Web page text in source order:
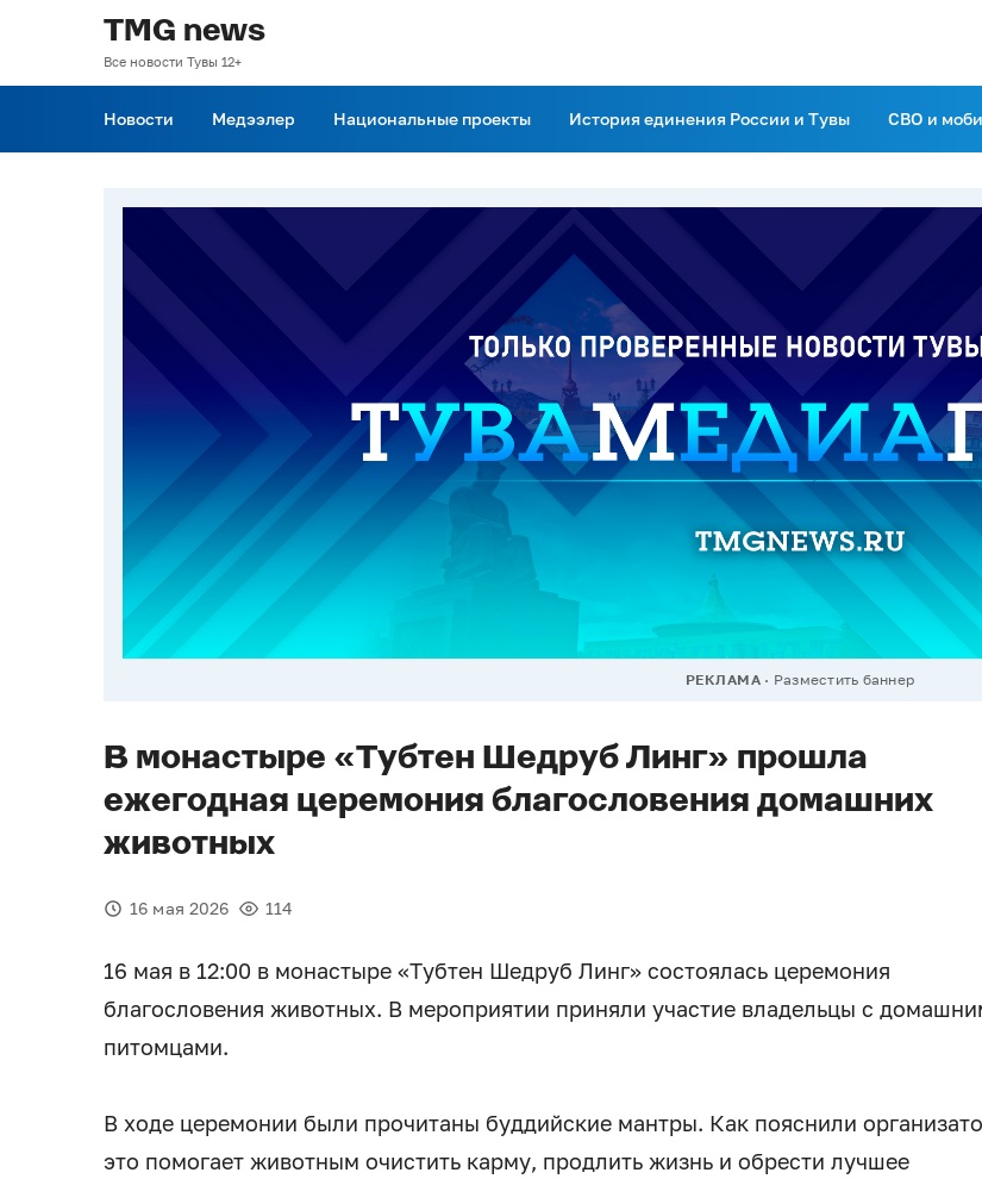
TMG news
Все новости Тувы 12+
Новости Медээлер Национальные проекты История единения России и Тувы СВО и
РЕКЛАМА Разместить баннер
В монастыре «Тубтен Шедруб Линг» прошла
ежегодная церемония благословения домашних
животных
16 мая 2026 114
16 мая в 12:00 в монастыре «Тубтен Шедруб Линг» состоялась церемония
благословения животных. В мероприятии приняли участие владельцы с
питомцами.
В ходе церемонии были прочитаны буддийские мантры. Как пояснили
это помогает животным очистить карму, продлить жизнь и обрести лучшее